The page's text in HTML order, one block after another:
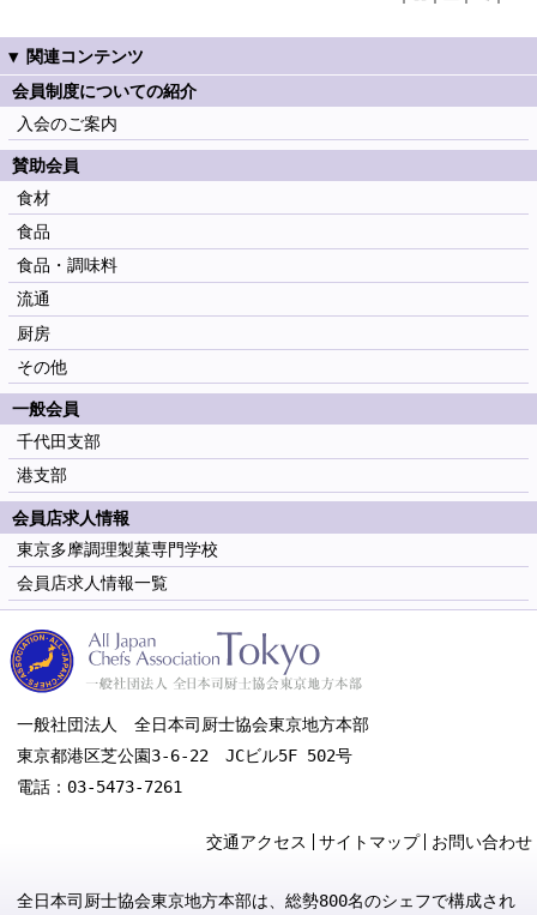
会員制度についての紹介
入会のご案内
賛助会員
食材
食品
食品・調味料
流通
厨房
その他
一般会員
千代田支部
港支部
会員店求人情報
東京多摩調理製菓専門学校
会員店求人情報一覧
一般社団法人 全日本司厨士協会東京地方本部
東京都港区芝公園3-6-22 JCビル5F 502号
電話：03-5473-7261
交通アクセス サイトマップ お問い合わせ
全日本司厨士協会東京地方本部は、総勢800名のシェフで構成され